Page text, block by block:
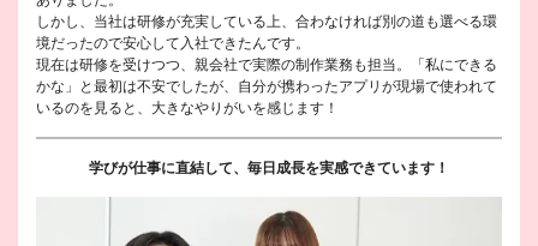
しかし、当社は研修が充実している上、合わなければ別の道も選べる環
境だったので安心して入社できたんです。
現在は研修を受けつつ、親会社で実際の制作業務も担当。「私にできる
かな」と最初は不安でしたが、自分が携わったアプリが現場で使われて
いるのを見ると、大きなやりがいを感じます！
学びが仕事に直結して、毎日成長を実感できています！